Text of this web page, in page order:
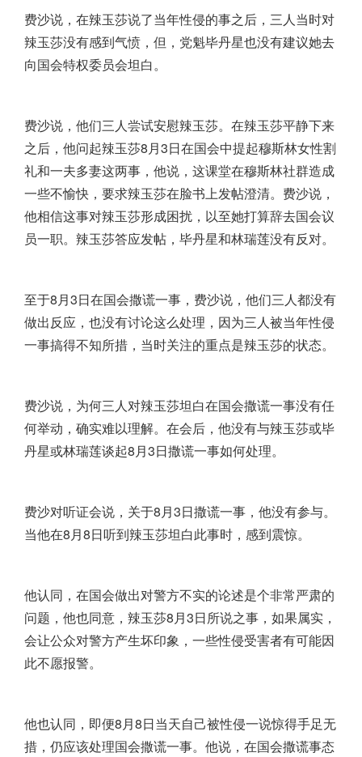
费沙说，在辣玉莎说了当年性侵的事之后，三人当时对
辣玉莎没有感到气愤，但，党魁毕丹星也没有建议她去
向国会特权委员会坦白。
费沙说，他们三人尝试安慰辣玉莎。在辣玉莎平静下来
之后，他问起辣玉莎8月3日在国会中提起穆斯林女性割
礼和一夫多妻这两事，他说，这课堂在穆斯林社群造成
一些不愉快，要求辣玉莎在脸书上发帖澄清。费沙说，
他相信这事对辣玉莎形成困扰，以至她打算辞去国会议
员一职。辣玉莎答应发帖，毕丹星和林瑞莲没有反对。
至于8月3日在国会撒谎一事，费沙说，他们三人都没有
做出反应，也没有讨论这么处理，因为三人被当年性侵
一事搞得不知所措，当时关注的重点是辣玉莎的状态。
费沙说，为何三人对辣玉莎坦白在国会撒谎一事没有任
何举动，确实难以理解。在会后，他没有与辣玉莎或毕
丹星或林瑞莲谈起8月3日撒谎一事如何处理。
费沙对听证会说，关于8月3日撒谎一事，他没有参与。
当他在8月8日听到辣玉莎坦白此事时，感到震惊。
他认同，在国会做出对警方不实的论述是个非常严肃的
问题，他也同意，辣玉莎8月3日所说之事，如果属实，
会让公众对警方产生坏印象，一些性侵受害者有可能因
此不愿报警。
他也认同，即便8月8日当天自己被性侵一说惊得手足无
措，仍应该处理国会撒谎一事。他说，在国会撒谎事态